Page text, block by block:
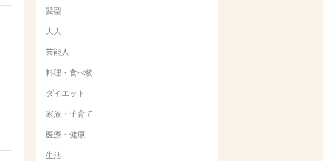
髪型
大人
芸能人
料理・食べ物
ダイエット
家族・子育て
医療・健康
生活